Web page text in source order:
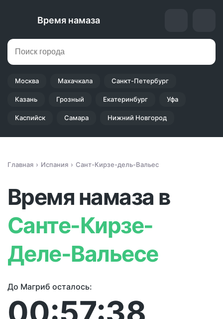
Время намаза
Москва Махачкала Санкт-Петербург
Казань Грозный Екатеринбург Уфа
Каспийск Самара Нижний Новгород
Главная Испания Сант-Кирзе-дель-Вальес
Время намаза в
Санте-Кирзе-
Деле-Вальесе
До Магриб осталось: